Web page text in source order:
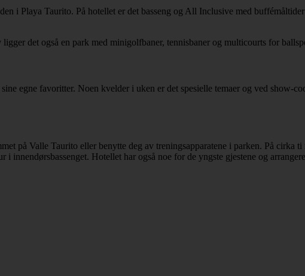
i Playa Taurito. På hotellet er det basseng og All Inclusive med
det også en park med minigolfbaner, tennisbaner og multicourts for
egne favoritter. Noen kvelder i uken er det spesielle temaer og ved show-
på Valle Taurito eller benytte deg av treningsapparatene i parken. På cirka
innendørsbassenget. Hotellet har også noe for de yngste gjestene og